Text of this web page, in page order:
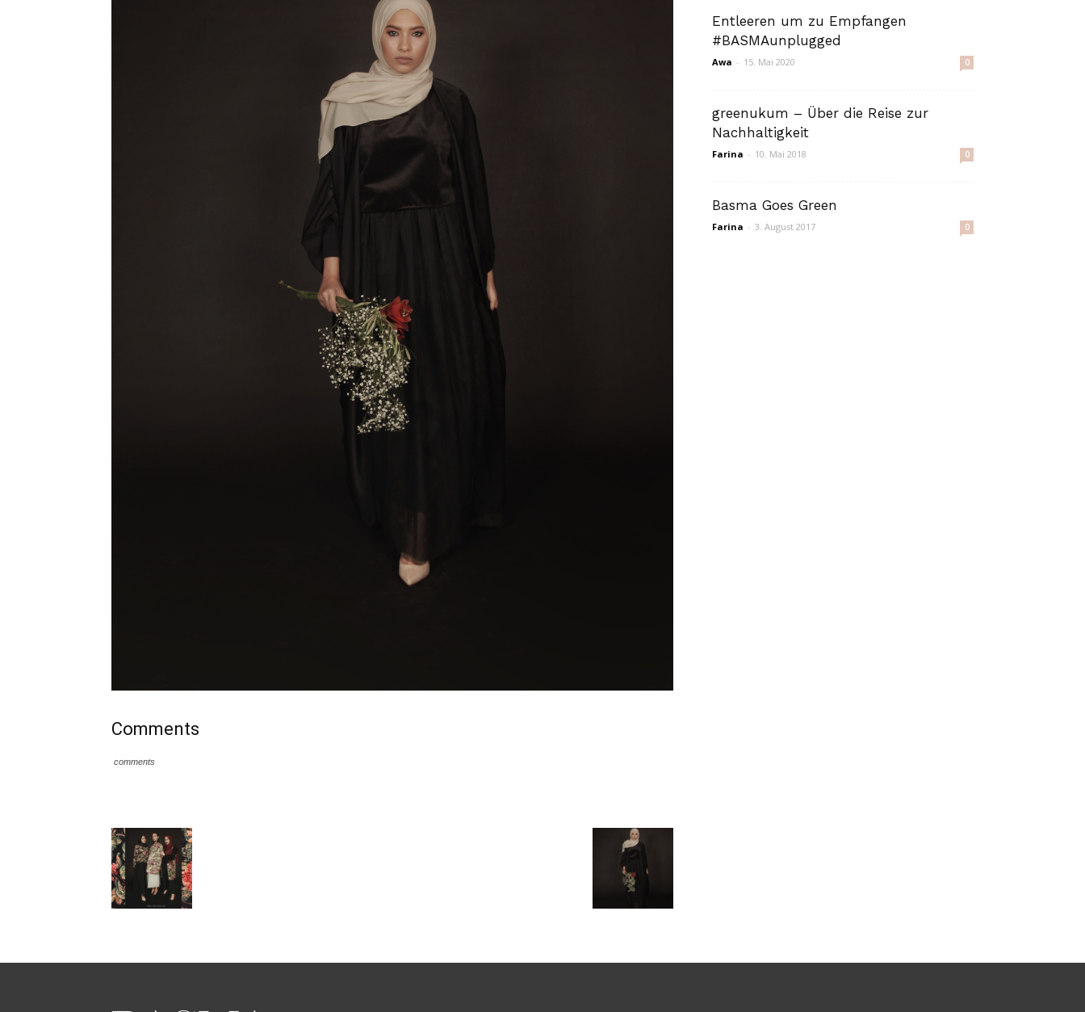
Comments
comments
Entleeren um zu Empfangen
#BASMAunplugged
Awa - 15. Mai 2020 0
greenukum – Über die Reise zur
Nachhaltigkeit
Farina - 10. Mai 2018 0
Basma Goes Green
Farina - 3. August 2017 0